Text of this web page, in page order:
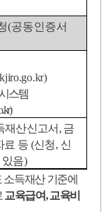
(공동인증서
스템
재산신고서 , 금
료 등 (신청, 신
음)
득재산 기준에
교육급여,교육비